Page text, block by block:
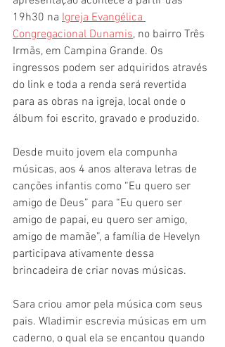
19h30 na Igreja Evangélica
Congregacional Dunamis, no bairro Três
Irmãs, em Campina Grande. Os
ingressos podem ser adquiridos através
do link e toda a renda será revertida
para as obras na igreja, local onde o
álbum foi escrito, gravado e produzido.
Desde muito jovem ela compunha
músicas, aos 4 anos alterava letras de
canções infantis como “Eu quero ser
amigo de Deus” para “Eu quero ser
amigo de papai, eu quero ser amigo,
amigo de mamãe”, a família de Hevelyn
participava ativamente dessa
brincadeira de criar novas músicas.
Sara criou amor pela música com seus
pais. Wladimir escrevia músicas em um
caderno, o qual ela se encantou quando